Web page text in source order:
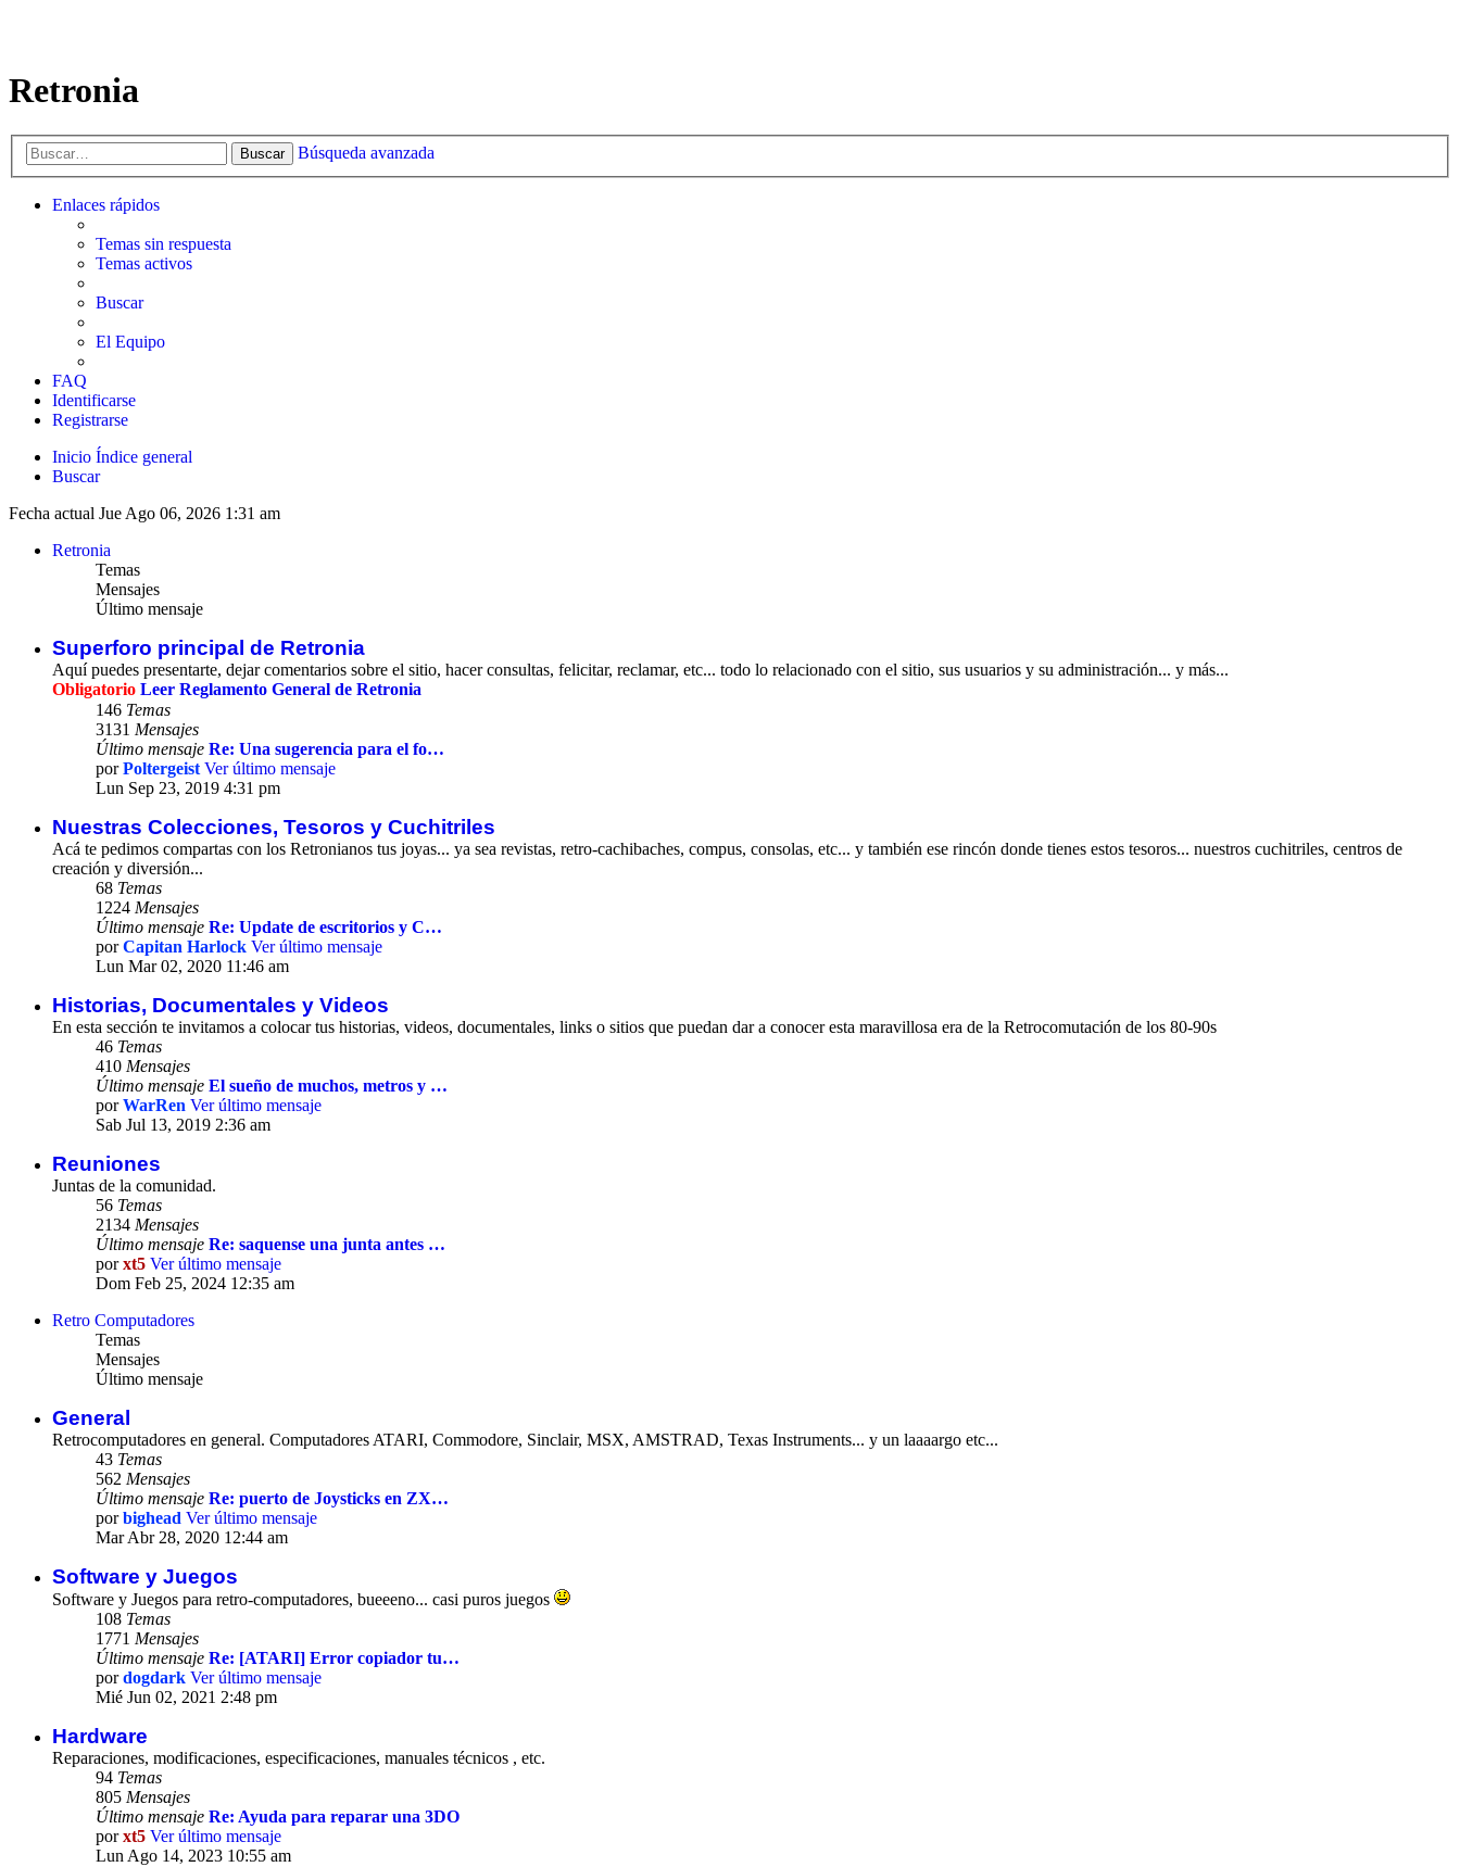
Retronia
Buscar Búsqueda avanzada
Enlaces rápidos
Temas sin respuesta
Temas activos
Buscar
El Equipo
FAQ
Identificarse
Registrarse
Inicio Índice general
Buscar
Fecha actual Jue Ago 06, 2026 1:31 am
Retronia
Temas
Mensajes
Último mensaje
Superforo principal de Retronia
Aquí puedes presentarte, dejar comentarios sobre el sitio, hacer consultas, felicitar, reclamar, etc... todo lo relacionado con el sitio, sus usuarios y su administración... y más...
Obligatorio Leer Reglamento General de Retronia
146 Temas
3131 Mensajes
Último mensaje Re: Una sugerencia para el fo…
porPoltergeist Ver último mensaje
Lun Sep 23, 2019 4:31 pm
Nuestras Colecciones, Tesoros y Cuchitriles
Acá te pedimos compartas con los Retronianos tus joyas... ya sea revistas, retro-cachibaches, compus, consolas, etc... y también ese rincón donde tienes estos tesoros... nuestros cuchitriles, centros de
creación y diversión...
68 Temas
1224 Mensajes
Último mensaje Re: Update de escritorios y C…
porCapitan Harlock Ver último mensaje
Lun Mar 02, 2020 11:46 am
Historias, Documentales y Videos
En esta sección te invitamos a colocar tus historias, videos, documentales, links o sitios que puedan dar a conocer esta maravillosa era de la Retrocomutación de los 80-90s
46 Temas
410 Mensajes
Último mensaje El sueño de muchos, metros y …
porWarRen Ver último mensaje
Sab Jul 13, 2019 2:36 am
Reuniones
Juntas de la comunidad.
56 Temas
2134 Mensajes
Último mensaje Re: saquense una junta antes …
porxt5 Ver último mensaje
Dom Feb 25, 2024 12:35 am
Retro Computadores
Temas
Mensajes
Último mensaje
General
Retrocomputadores en general. Computadores ATARI, Commodore, Sinclair, MSX, AMSTRAD, Texas Instruments... y un laaaargo etc...
43 Temas
562 Mensajes
Último mensaje Re: puerto de Joysticks en ZX…
porbighead Ver último mensaje
Mar Abr 28, 2020 12:44 am
Software y Juegos
Software y Juegos para retro-computadores, bueeeno... casi puros juegos
108 Temas
1771 Mensajes
Último mensaje Re: [ATARI] Error copiador tu…
pordogdark Ver último mensaje
Mié Jun 02, 2021 2:48 pm
Hardware
Reparaciones, modificaciones, especificaciones, manuales técnicos , etc.
94 Temas
805 Mensajes
Último mensaje Re: Ayuda para reparar una 3DO
porxt5 Ver último mensaje
Lun Ago 14, 2023 10:55 am